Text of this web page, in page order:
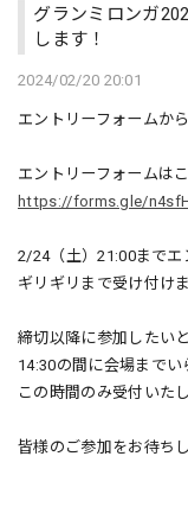
グランミロンガ
します！
2024/02/20 20:01
エントリーフォームか
エントリーフォームは
https://forms.gle/
2/24（土）21:00までエ
ギリギリまで受け付け
締切以降に参加したい
14:30の間に会場までい
この時間のみ受付いたし
皆様のご参加をお待ち